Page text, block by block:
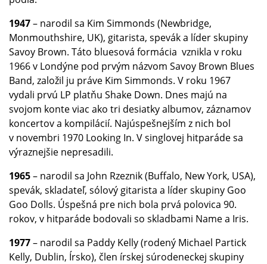
1947– narodil sa Kim Simmonds (Newbridge,
Monmouthshire, UK), gitarista, spevák a líder skupiny
Savoy Brown. Táto bluesová formácia vznikla v roku
1966 v Londýne pod prvým názvom Savoy Brown Blues
Band, založil ju práve Kim Simmonds. V roku 1967
vydali prvú LP platňu Shake Down. Dnes majú na
svojom konte viac ako tri desiatky albumov, záznamov
koncertov a kompilácií. Najúspešnejším z nich bol
v novembri 1970 Looking In. V singlovej hitparáde sa
výraznejšie nepresadili.
1965– narodil sa John Rzeznik (Buffalo, New York, USA),
spevák, skladateľ, sólový gitarista a líder skupiny Goo
Goo Dolls. Úspešná pre nich bola prvá polovica 90.
rokov, v hitparáde bodovali so skladbami Name a Iris.
1977– narodil sa Paddy Kelly (rodený Michael Partick
Kelly, Dublin, Írsko), člen írskej súrodeneckej skupiny